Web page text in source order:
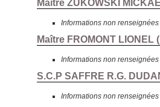
Maître ZUKOWSKI
Informations non
Maître FROMONT LIONEL (
Informations non
S.C.P SAFFRE R.G.
Informations non